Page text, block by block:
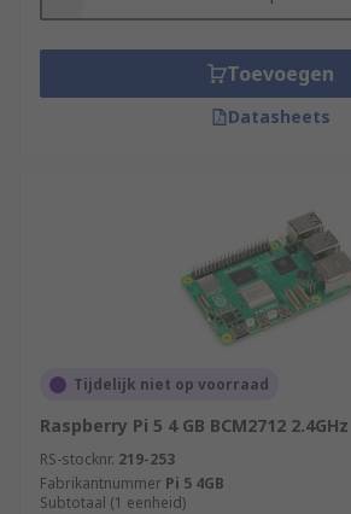
Toevoegen
Datasheets
Tijdelijk niet op voorraad
Raspberry Pi 5 4 GB BCM2712 2.4GHz
RS-stocknr. 219-253
Fabrikantnummer Pi 5 4GB
Subtotaal (1 eenheid)